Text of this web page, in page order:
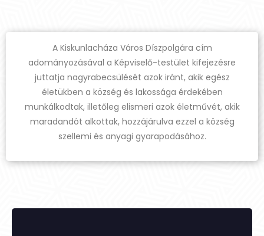
A Kiskunlacháza Város Díszpolgára cím
adományozásával a Képviselő-testület kifejezésre
juttatja nagyrabecsülését azok iránt, akik egész
életükben a község és lakossága érdekében
munkálkodtak, illetőleg elismeri azok életművét, akik
maradandót alkottak, hozzájárulva ezzel a község
szellemi és anyagi gyarapodásához.